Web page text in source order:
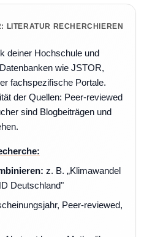
LITERATUR RECHERCHIEREN
deiner Hochschule und
wie JSTOR,
fachspezifische Portale.
der Quellen: Peer-reviewed
sind Blogbeiträgen und
z. B. „Klimawandel
Deutschland"
Peer-reviewed,